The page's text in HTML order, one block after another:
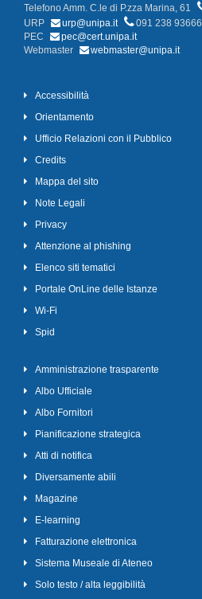
Telefono Amm. C.le di P.zza Marina, 61
URP
urp@unipa.it
091 238 93666
PEC
pec@cert.unipa.it
Webmaster
webmaster@unipa.it
Accessibilità
Orientamento
Ufficio Relazioni con il Pubblico
Credits
Mappa del sito
Note Legali
Privacy
Attenzione al phishing
Elenco siti tematici
Portale OnLine delle Istanze
Wi-Fi
Spid
Amministrazione trasparente
Albo Ufficiale
Albo Fornitori
Pianificazione strategica
Atti di notifica
Diversamente abili
Magazine
E-learning
Fatturazione elettronica
Sistema Museale di Ateneo
Solo testo / alta leggibilità